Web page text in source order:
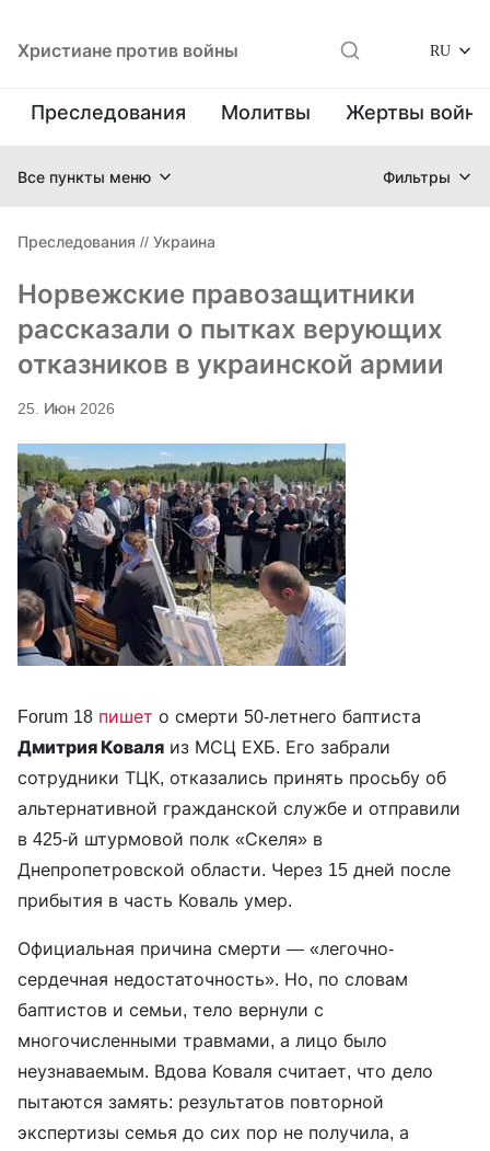
Христиане против войны RU
Преследования Молитвы Жертвы
Все пункты меню Фильтры
Преследования // Украина
Норвежские правозащитники
рассказали о пытках верующих
отказников в украинской армии
25. Июн 2026
Forum 18 пишет о смерти 50-летнего баптиста
Дмитрия Коваля из МСЦ ЕХБ. Его забрали
сотрудники ТЦК, отказались принять просьбу об
альтернативной гражданской службе и отправили
в 425-й штурмовой полк «Скеля» в
Днепропетровской области. Через 15 дней после
прибытия в часть Коваль умер.
Официальная причина смерти — «легочно-
сердечная недостаточность». Но, по словам
баптистов и семьи, тело вернули с
многочисленными травмами, а лицо было
неузнаваемым. Вдова Коваля считает, что дело
пытаются замять: результатов повторной
экспертизы семья до сих пор не получила, а